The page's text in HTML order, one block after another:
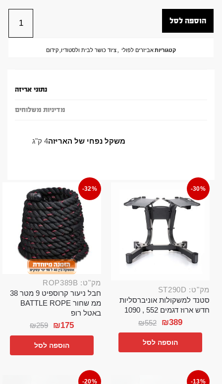
הוספה לסל
קטגוריותאביזרים לפולי ,ציוד כושר לבית ולסטודיו,קידום
נתוני אריזה
מדיניות משלוחים
משקל נפחי של האריזה4 ק"ג
-30%
מק"ט: ST290D
סטנד למשקולות אוניברסליות
חדש ארוז דגמים 552 , 1090
₪552 ₪389
הוספה לסל
-32%
מק"ט: ROP389B
חבל ניעור קרוספיט 9 מטר 38
ממ שחור BATTLE ROPE
באטל רופ
₪259 ₪175
הוספה לסל
-13%
-20%